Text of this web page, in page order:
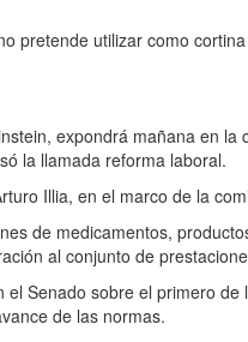
pretende utilizar como
expondrá mañana en
la llamada reforma laboral.
Illia, en el marco de la
de medicamentos,
al conjunto de
Senado sobre el primero
de las normas.